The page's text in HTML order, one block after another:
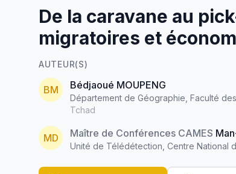
De la caravane au
migratoires et
AUTEUR(S)
BM Bédjaoué MOUPENG
Département de Géographie, Faculté
Tchad
MD Maître de Conférences CAMES
Unité de Télédétection, Centre National